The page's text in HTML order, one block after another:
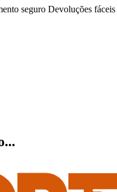
seguro Devoluções fáceis